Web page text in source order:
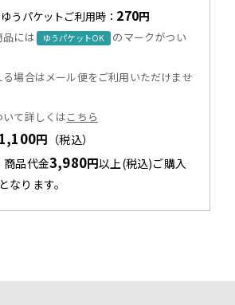
ゆうパケットご利用時： 270円
には ゆうパケットOK
のマークがつい
場合はメール便をご利用いただけませ
て詳しくはこちら
円 （税込）
商品代金3,980円以上(税込)ご購入
なります。